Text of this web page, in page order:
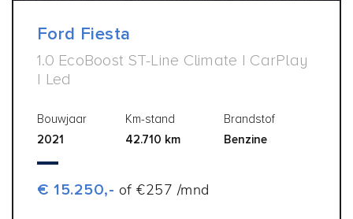
Ford Fiesta
1.0 EcoBoost ST-Line Climate | CarPlay
| Led
Bouwjaar
2021
Km-stand
42.710 km
Brandstof
Benzine
€ 15.250,- of €257 /mnd